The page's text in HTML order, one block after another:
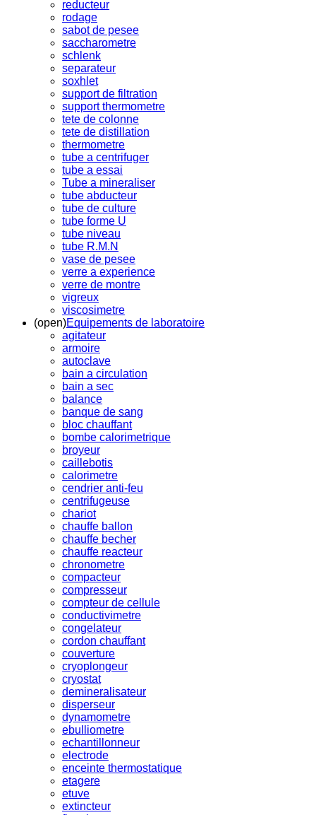
reducteur
rodage
sabot de pesee
saccharometre
schlenk
separateur
soxhlet
support de filtration
support thermometre
tete de colonne
tete de distillation
thermometre
tube a centrifuger
tube a essai
Tube a mineraliser
tube abducteur
tube de culture
tube forme U
tube niveau
tube R.M.N
vase de pesee
verre a experience
verre de montre
vigreux
viscosimetre
(open)Equipements de laboratoire
agitateur
armoire
autoclave
bain a circulation
bain a sec
balance
banque de sang
bloc chauffant
bombe calorimetrique
broyeur
caillebotis
calorimetre
cendrier anti-feu
centrifugeuse
chariot
chauffe ballon
chauffe becher
chauffe reacteur
chronometre
compacteur
compresseur
compteur de cellule
conductivimetre
congelateur
cordon chauffant
couverture
cryoplongeur
cryostat
demineralisateur
disperseur
dynamometre
ebulliometre
echantillonneur
electrode
enceinte thermostatique
etagere
etuve
extincteur